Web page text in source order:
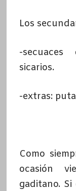
Los
-
sicarios.
-extras:
Como
ocasión
gaditano.